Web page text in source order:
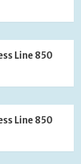
Line 850
Line 850